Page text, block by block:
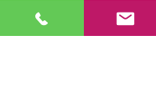
うお願いいたします。